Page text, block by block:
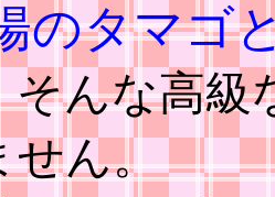
のタマゴ
そんな高級
せん。